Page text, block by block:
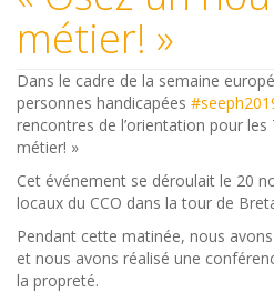
métier! »
Dans le cadre de la semaine
personnes handicapées
rencontres de l’orientation pour les
métier! »
Cet événement se déroulait le 20
locaux du CCO dans la tour de
Pendant cette matinée, nous
et nous avons réalisé une
la propreté.